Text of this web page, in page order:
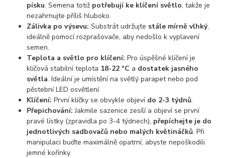
písku. Semena totiž potřebují ke klíčení světlo, takže je
nezahrnujte příliš hluboko.
Zálivka po výsevu: Substrát udržujte stále mírně vlhký,
ideálně pomocí rozprašovače, aby nedošlo k vyplavení
semen.
Teplota a světlo pro klíčení: Pro úspěšné klíčení je
klíčová stabilní teplota 18-22 °C a dostatek jasného
světla. Ideální je umístění na světlý parapet nebo pod
pěstební LED osvětlení.
Klíčení: První klíčky se obvykle objeví do 2-3 týdnů.
Přepichování: Jakmile sazenice zesílí a objeví se první
pravé lístky (zpravidla po 3-4 týdnech), přepíchejte je do
jednotlivých sadbovačů nebo malých květináčků. Při
manipulaci buďte maximálně opatrní, abyste nepoškodili
jemné kořínky.